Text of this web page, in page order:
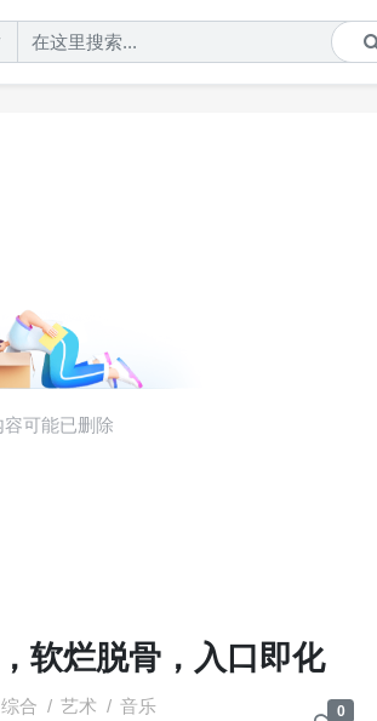
软烂脱骨，入口即化
综合 / 艺术 / 音乐 0